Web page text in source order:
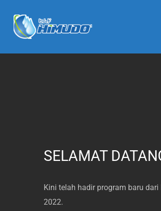
SELAMAT
Kini telah hadir program baru
2022.